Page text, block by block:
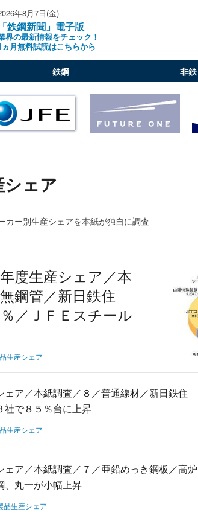
年8月7日(金)
「鉄鋼新聞」電子版
界の最新情報をチェック！
ヵ月無料試読はこちらから
鉄鋼 非鉄
ェア
カー別生産シェアを本紙が独自に調査
度生産シェア／本
鋼管／新日鉄住
／ＪＦＥスチール
生産シェア
ア／本紙調査／８／普通線材／新日鉄住
社で８５％台に上昇
生産シェア
ア／本紙調査／７／亜鉛めっき鋼板／高炉
、丸一が小幅上昇
品生産シェア